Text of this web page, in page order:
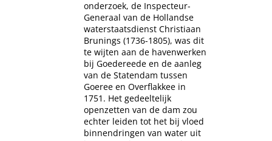
onderzoek, de Inspecteur-
Generaal van de Hollandse
waterstaatsdienst Christiaan
Brunings (1736-1805), was dit
te wijten aan de havenwerken
bij Goedereede en de aanleg
van de Statendam tussen
Goeree en Overflakkee in
1751. Het gedeeltelijk
openzetten van de dam zou
echter leiden tot het bij vloed
binnendringen van water uit